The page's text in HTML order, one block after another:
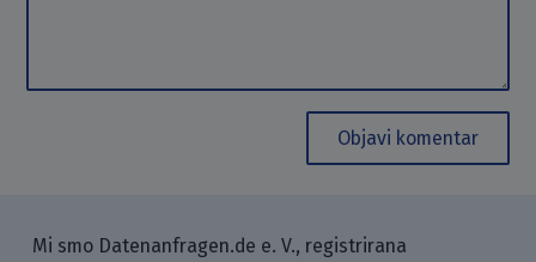
Objavi komentar
Mi smo Datenanfragen.de e. V., registrirana